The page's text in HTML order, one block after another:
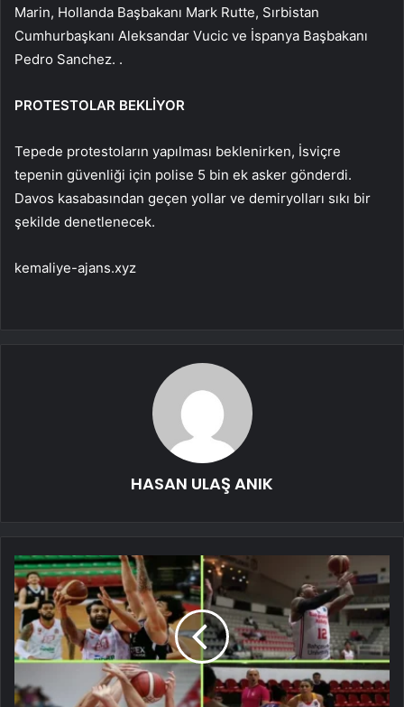
Marin, Hollanda Başbakanı Mark Rutte, Sırbistan
Cumhurbaşkanı Aleksandar Vucic ve İspanya Başbakanı
Pedro Sanchez. .
PROTESTOLAR BEKLİYOR
Tepede protestoların yapılması beklenirken, İsviçre
tepenin güvenliği için polise 5 bin ek asker gönderdi.
Davos kasabasından geçen yollar ve demiryolları sıkı bir
şekilde denetlenecek.
kemaliye-ajans.xyz
HASAN ULAŞ ANIK